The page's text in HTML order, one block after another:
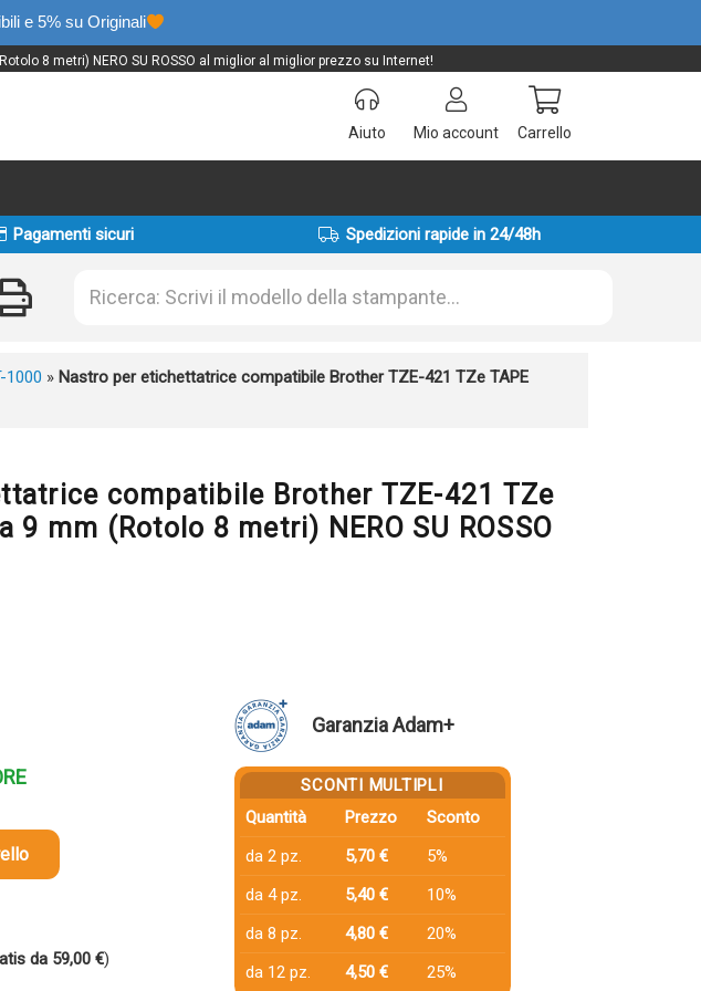
e 5% su Originali
8 metri) NERO SU ROSSO al miglior al miglior prezzo su Internet!
Aiuto Mio account Carrello
Pagamenti sicuri Spedizioni rapide in 24/48h
1000 » Nastro per etichettatrice compatibile Brother TZE-421 TZe TAPE
compatibile Brother TZE-421 TZe
9 mm (Rotolo 8 metri) NERO SU ROSSO
da 59,00 €)
Garanzia Adam+
SCONTI MULTIPLI
Quantità
Prezzo
Sconto
da 2 pz.
5,70 €
5%
da 4 pz.
5,40 €
10%
da 8 pz.
4,80 €
20%
da 12 pz.
4,50 € 25%